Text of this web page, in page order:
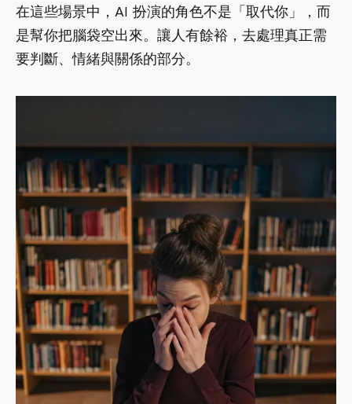
在這些場景中，AI 扮演的角色不是「取代你」，而
是幫你把腦袋空出來。讓人有餘裕，去處理真正需
要判斷、情緒與關係的部分。